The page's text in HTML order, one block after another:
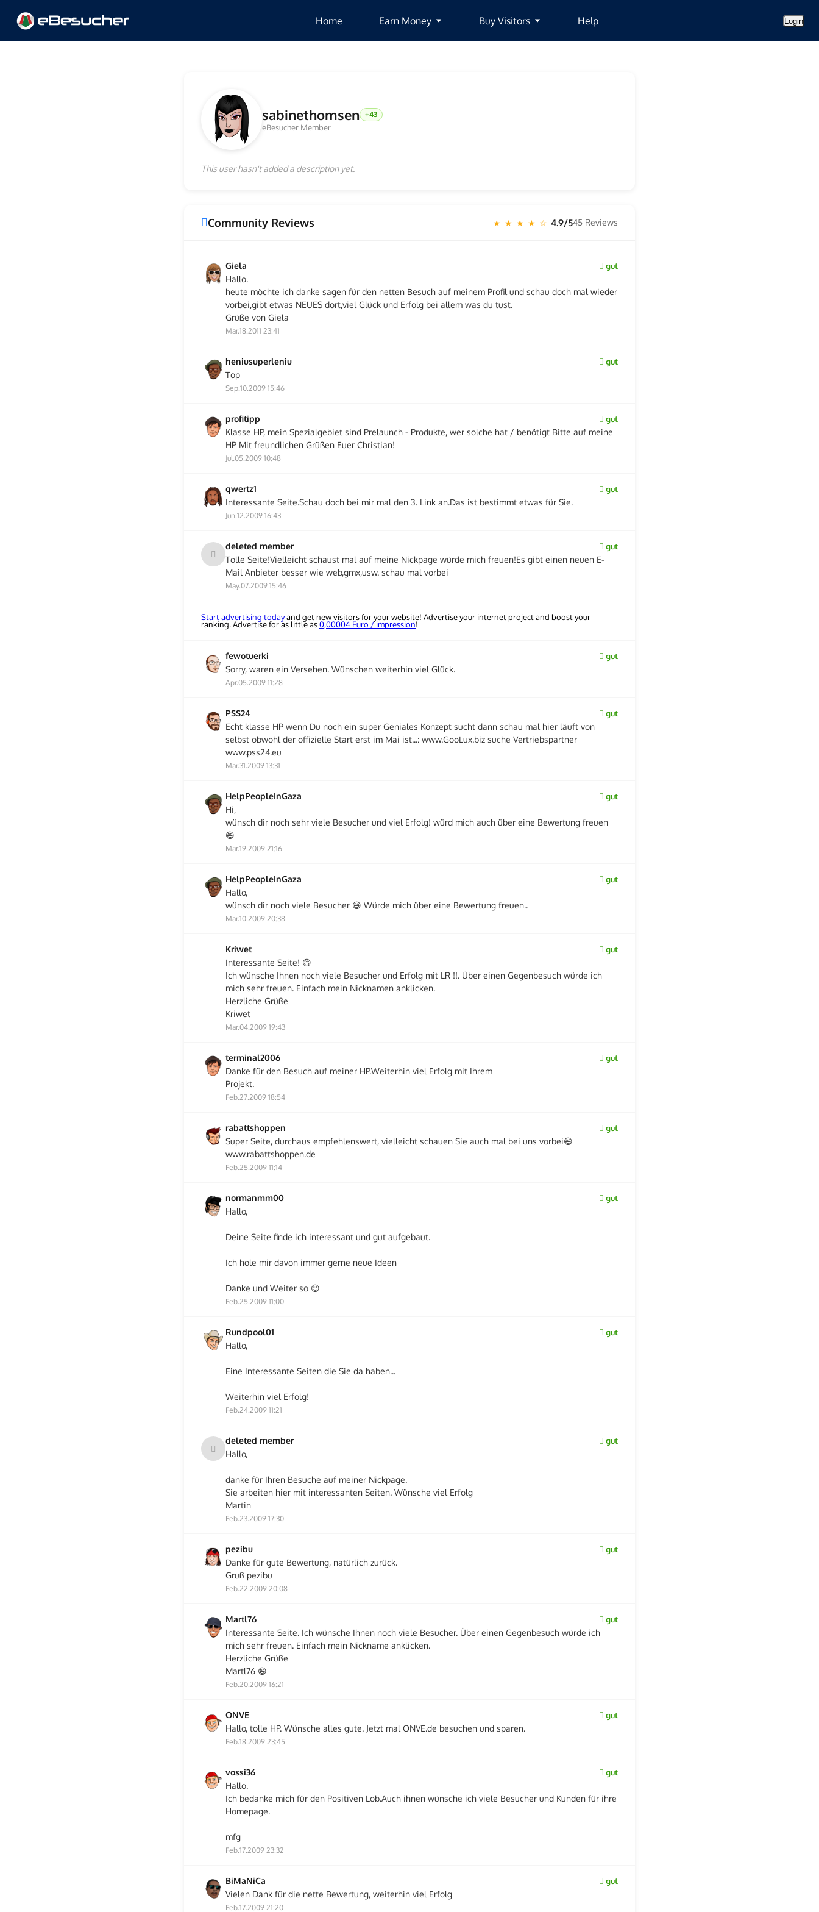
Home Earn Money Buy Visitors Help Login
sabinethomsen +43
eBesucher Member
This user hasn't added a description yet.
Community Reviews ★ ★ ★ ★ ☆ 4.9/545 Reviews
Giela gut
Hallo.
heute möchte ich danke sagen für den netten Besuch auf meinem Profil und schau doch mal wieder
vorbei,gibt etwas NEUES dort,viel Glück und Erfolg bei allem was du tust.
Grüße von Giela
Mar.18.2011 23:41
heniusuperleniu gut
Top
Sep.10.2009 15:46
profitipp gut
Klasse HP, mein Spezialgebiet sind Prelaunch - Produkte, wer solche hat / benötigt Bitte auf meine
HP Mit freundlichen Grüßen Euer Christian!
Jul.05.2009 10:48
qwertz1 gut
Interessante Seite.Schau doch bei mir mal den 3. Link an.Das ist bestimmt etwas für Sie.
Jun.12.2009 16:43
deleted member gut
Tolle Seite!Vielleicht schaust mal auf meine Nickpage würde mich freuen!Es gibt einen neuen E-
Mail Anbieter besser wie web,gmx,usw. schau mal vorbei
May.07.2009 15:46
Start advertising todayand get new visitors for your website! Advertise your internet project and boost your
ranking. Advertise for as little as0,00004 Euro / impression!
fewotuerki gut
Sorry, waren ein Versehen. Wünschen weiterhin viel Glück.
Apr.05.2009 11:28
PSS24 gut
Echt klasse HP wenn Du noch ein super Geniales Konzept sucht dann schau mal hier läuft von
selbst obwohl der offizielle Start erst im Mai ist...: www.GooLux.biz suche Vertriebspartner
www.pss24.eu
Mar.31.2009 13:31
HelpPeopleInGaza gut
Hi,
wünsch dir noch sehr viele Besucher und viel Erfolg! würd mich auch über eine Bewertung freuen
😄
Mar.19.2009 21:16
HelpPeopleInGaza gut
Hallo,
wünsch dir noch viele Besucher 😄 Würde mich über eine Bewertung freuen..
Mar.10.2009 20:38
Kriwet gut
Interessante Seite! 😄
Ich wünsche Ihnen noch viele Besucher und Erfolg mit LR !!. Über einen Gegenbesuch würde ich
mich sehr freuen. Einfach mein Nicknamen anklicken.
Herzliche Grüße
Kriwet
Mar.04.2009 19:43
terminal2006 gut
Danke für den Besuch auf meiner HP.Weiterhin viel Erfolg mit Ihrem
Projekt.
Feb.27.2009 18:54
rabattshoppen gut
Super Seite, durchaus empfehlenswert, vielleicht schauen Sie auch mal bei uns vorbei😄
www.rabattshoppen.de
Feb.25.2009 11:14
normanmm00 gut
Hallo,
Deine Seite finde ich interessant und gut aufgebaut.
Ich hole mir davon immer gerne neue Ideen
Danke und Weiter so 😉
Feb.25.2009 11:00
Rundpool01 gut
Hallo,
Eine Interessante Seiten die Sie da haben...
Weiterhin viel Erfolg!
Feb.24.2009 11:21
deleted member gut
Hallo,
danke für Ihren Besuche auf meiner Nickpage.
Sie arbeiten hier mit interessanten Seiten. Wünsche viel Erfolg
Martin
Feb.23.2009 17:30
pezibu gut
Danke für gute Bewertung, natürlich zurück.
Gruß pezibu
Feb.22.2009 20:08
Martl76 gut
Interessante Seite. Ich wünsche Ihnen noch viele Besucher. Über einen Gegenbesuch würde ich
mich sehr freuen. Einfach mein Nickname anklicken.
Herzliche Grüße
Martl76 😄
Feb.20.2009 16:21
ONVE gut
Hallo, tolle HP. Wünsche alles gute. Jetzt mal ONVE.de besuchen und sparen.
Feb.18.2009 23:45
vossi36 gut
Hallo.
Ich bedanke mich für den Positiven Lob.Auch ihnen wünsche ich viele Besucher und Kunden für ihre
Homepage.
mfg
Feb.17.2009 23:32
BiMaNiCa gut
Vielen Dank für die nette Bewertung, weiterhin viel Erfolg
Feb.17.2009 21:20